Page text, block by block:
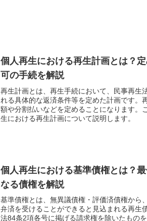
個人再生における再生計画とは？
可の手続を解説
再生計画とは、再生手続において、民事再生
れる具体的な返済条件等を定めた計画です。
額や分割払いなどを定めることになります。
生における再生計画について説明します。
個人再生における基準債権とは？
なる債権を解説
基準債権とは、無異議債権・評価済債権から
弁済を受けることができると見込まれる再生
法84条2項各号に掲げる請求権を除いたもの